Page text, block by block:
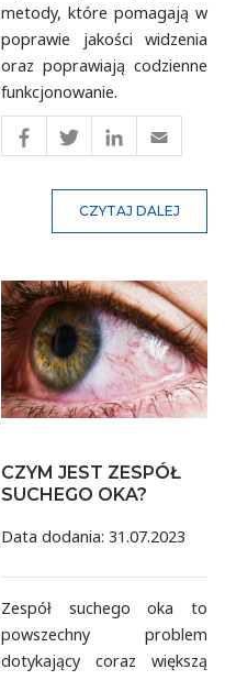
metody, które pomagają w
poprawie jakości widzenia
oraz poprawiają codzienne
funkcjonowanie.
CZYTAJ DALEJ
CZYM JEST ZESPÓŁ
SUCHEGO OKA?
Data dodania: 31.07.2023
Zespół suchego oka to
powszechny problem
dotykający coraz większą